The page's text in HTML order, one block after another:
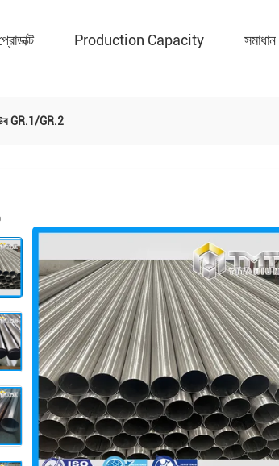
Production Capacity সমাধান
GR.1/GR.2